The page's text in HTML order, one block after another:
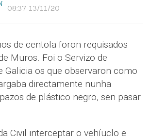
08:37 13/11/20
de centola foron requisados
Muros. Foi o Servizo de
Galicia os que observaron como
directamente nunha
de plástico negro, sen pasar
Civil interceptar o vehíuclo e